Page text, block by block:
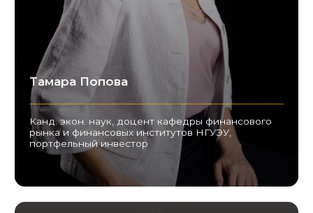
рынка и финансовых инвестиций, опыт
инвестирования > 20 лет